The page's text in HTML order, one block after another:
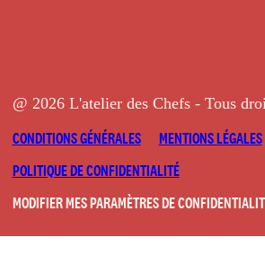
@ 2026 L'atelier des Chefs - Tous
CONDITIONS GÉNÉRALES
MENTIONS LÉGALES
POLITIQUE DE CONFIDENTIALITÉ
MODIFIER MES PARAMÈTRES DE